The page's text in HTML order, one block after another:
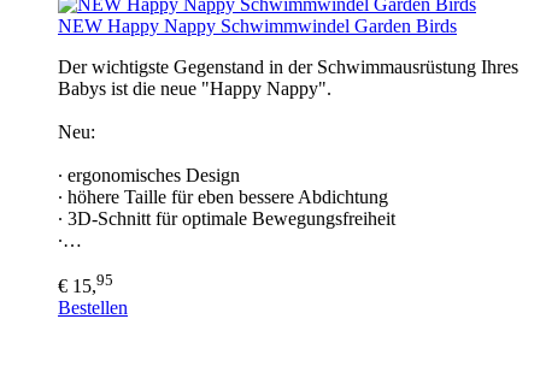
NEW Happy Nappy Schwimmwindel Garden Birds
Der wichtigste Gegenstand in der Schwimmausrüstung Ihres
Babys ist die neue "Happy Nappy".
Neu:
∙ ergonomisches Design
∙ höhere Taille für eben bessere Abdichtung
∙ 3D-Schnitt für optimale Bewegungsfreiheit
∙…
€ 15,95
Bestellen